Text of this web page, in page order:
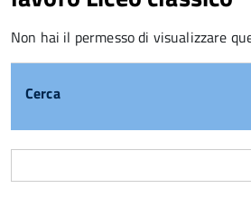
Non hai il permesso di visualizzare
Cerca